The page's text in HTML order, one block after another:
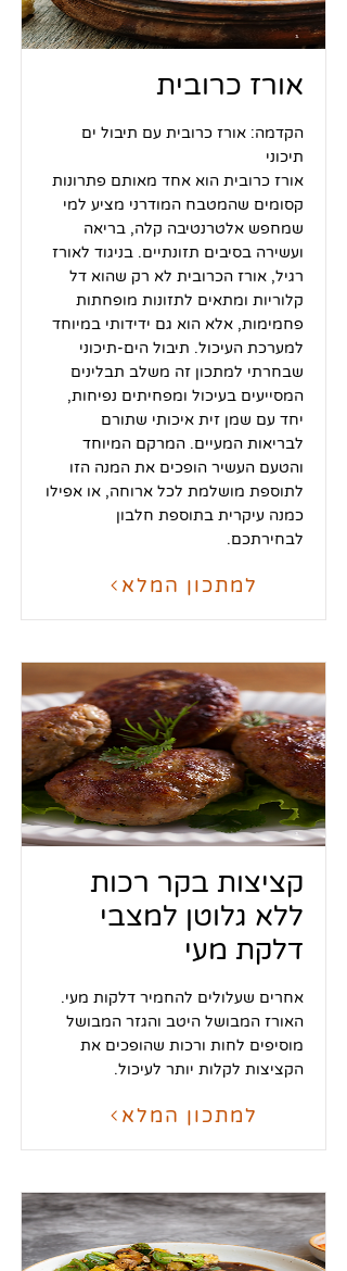
אורז כרובית
הקדמה: אורז כרובית עם תיבול ים
תיכוני
אורז כרובית הוא אחד מאותם פתרונות
קסומים שהמטבח המודרני מציע למי
שמחפש אלטרנטיבה קלה, בריאה
ועשירה בסיבים תזונתיים. בניגוד לאורז
רגיל, אורז הכרובית לא רק שהוא דל
קלוריות ומתאים לתזונות מופחתות
פחמימות, אלא הוא גם ידידותי במיוחד
למערכת העיכול. תיבול הים-תיכוני
שבחרתי למתכון זה משלב תבלינים
המסייעים בעיכול ומפחיתים נפיחות,
יחד עם שמן זית איכותי שתורם
לבריאות המעיים. המרקם המיוחד
והטעם העשיר הופכים את המנה הזו
לתוספת מושלמת לכל ארוחה, או אפילו
כמנה עיקרית בתוספת חלבון
לבחירתכם.
למתכון המלא
קציצות בקר רכות
ללא גלוטן למצבי
דלקת מעי
אחרים שעלולים להחמיר דלקות מעי.
האורז המבושל היטב והגזר המבושל
מוסיפים לחות ורכות שהופכים את
הקציצות לקלות יותר לעיכול.
למתכון המלא